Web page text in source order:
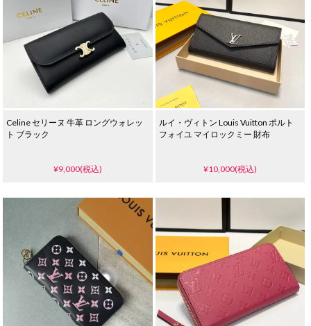
Celine セリーヌ 牛革 ロングウォレッ
ト ブラック
¥9,000(税込)
ルイ・ヴィトン Louis Vuitton ポルト
フォイユ マイロックミー 財布
¥10,000(税込)